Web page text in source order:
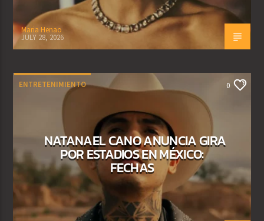
Maria Henao
JULY 28, 2026
ENTRETENIMIENTO 0
NATANAEL CANO ANUNCIA GIRA
POR ESTADIOS EN MÉXICO:
FECHAS